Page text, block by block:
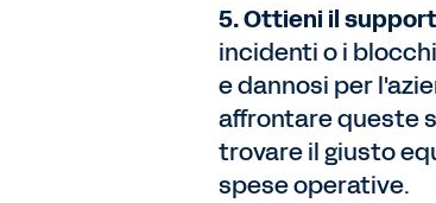
5. Ottieni il
incidenti o i
e dannosi per
affrontare queste
trovare il giusto
spese operative.